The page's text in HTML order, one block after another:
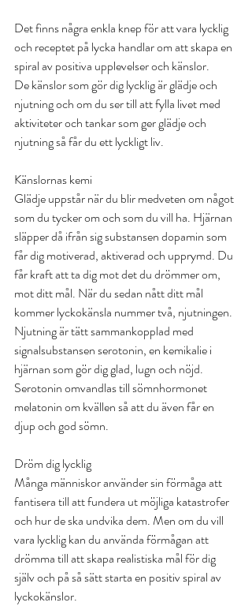
Det finns några enkla knep för att vara lycklig
och receptet på lycka handlar om att skapa en
spiral av positiva upplevelser och känslor.
De känslor som gör dig lycklig är glädje och
njutning och om du ser till att fylla livet med
aktiviteter och tankar som ger glädje och
njutning så får du ett lyckligt liv.
Känslornas kemi
Glädje uppstår när du blir medveten om något
som du tycker om och som du vill ha. Hjärnan
släpper då ifrån sig substansen dopamin som
får dig motiverad, aktiverad och upprymd. Du
får kraft att ta dig mot det du drömmer om,
mot ditt mål. När du sedan nått ditt mål
kommer lyckokänsla nummer två, njutningen.
Njutning är tätt sammankopplad med
signalsubstansen serotonin, en kemikalie i
hjärnan som gör dig glad, lugn och nöjd.
Serotonin omvandlas till sömnhormonet
melatonin om kvällen så att du även får en
djup och god sömn.
Dröm dig lycklig
Många människor använder sin förmåga att
fantisera till att fundera ut möjliga katastrofer
och hur de ska undvika dem. Men om du vill
vara lycklig kan du använda förmågan att
drömma till att skapa realistiska mål för dig
själv och på så sätt starta en positiv spiral av
lyckokänslor.